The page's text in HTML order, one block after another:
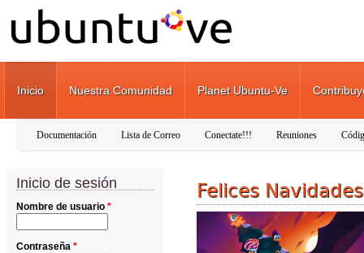
Pasar al contenido principal
Inicio Nuestra Comunidad Planet Ubuntu-Ve
Documentación Lista de Correo Conectate!!! Reuniones
Inicio de sesión
Nombre de usuario *
Contraseña *
Felices